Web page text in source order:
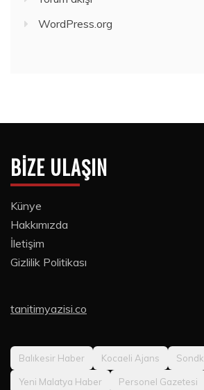
WordPress.org
BIZE ULAŞIN
Künye
Hakkımızda
İletişim
Gizlilik Politikası
tanitimyazisi.co
Balıkesir Haber Kocaeli Ajans Sondk
Yeni Malatya Haber Personel Gazetesi